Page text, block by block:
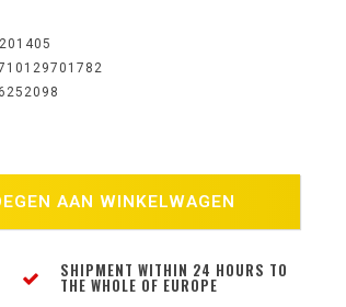
AAN WINKELWAGEN
SHIPMENT WITHIN 24 HOURS TO
THE WHOLE OF EUROPE